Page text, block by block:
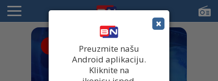
×
Preuzmite našu
Android aplikaciju.
Kliknite na